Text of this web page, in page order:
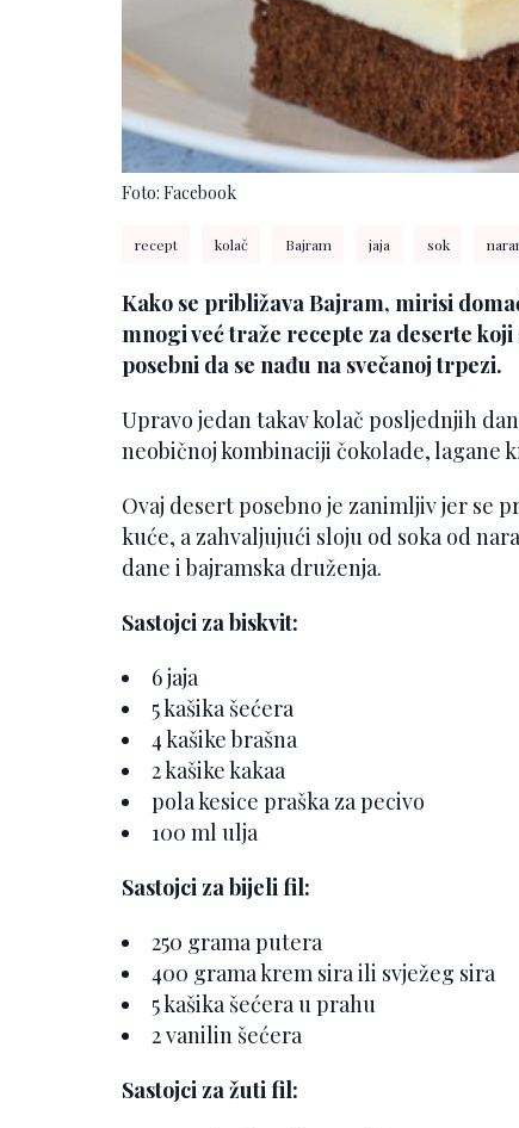
Foto: Facebook
recept kolač Bajram jaja sok
Kako se približava Bajram, mirisi
mnogi već traže recepte za deserte
posebni da se nađu na svečanoj trpezi.
Upravo jedan takav kolač posljednjih
neobičnoj kombinaciji čokolade, lagane
Ovaj desert posebno je zanimljiv jer se
kuće, a zahvaljujući sloju od soka od
dane i bajramska druženja.
Sastojci za biskvit:
6 jaja
5 kašika šećera
4 kašike brašna
2 kašike kakaa
pola kesice praška za pecivo
100 ml ulja
Sastojci za bijeli fil:
250 grama putera
400 grama krem sira ili svježeg sira
5 kašika šećera u prahu
2 vanilin šećera
Sastojci za žuti fil: